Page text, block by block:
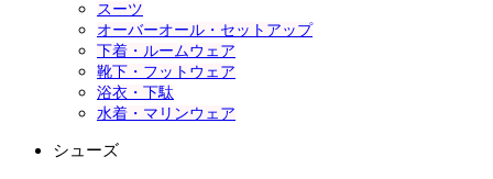
スーツ
オーバーオール・セットアップ
下着・ルームウェア
靴下・フットウェア
浴衣・下駄
水着・マリンウェア
シューズ